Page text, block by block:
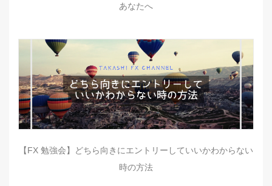
あなたへ
【FX 勉強会】どちら向きにエントリーしていいかわからない
時の方法